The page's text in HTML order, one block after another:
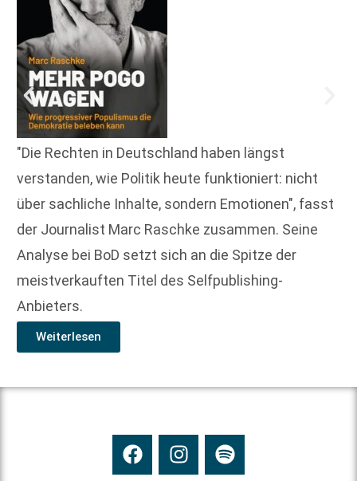
"Die Rechten in Deutschland haben längst
verstanden, wie Politik heute funktioniert: nicht
über sachliche Inhalte, sondern Emotionen", fasst
der Journalist Marc Raschke zusammen. Seine
Analyse bei BoD setzt sich an die Spitze der
meistverkauften Titel des Selfpublishing-
Anbieters.
Weiterlesen